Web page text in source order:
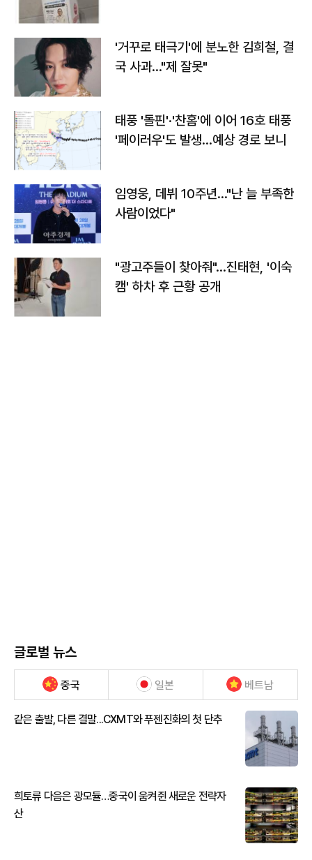
'거꾸로 태극기'에 분노한 김희철, 결
국 사과…"제 잘못"
태풍 '돌핀'·'찬홈'에 이어 16호 태풍
'페이러우'도 발생…예상 경로 보니
임영웅, 데뷔 10주년…"난 늘 부족한
사람이었다"
"광고주들이 찾아줘"…진태현, '이숙
캠' 하차 후 근황 공개
글로벌 뉴스
중국 일본 베트남
같은 출발, 다른 결말...CXMT와 푸젠진화의 첫 단추
희토류 다음은 광모듈…중국이 움켜쥔 새로운 전략자
산